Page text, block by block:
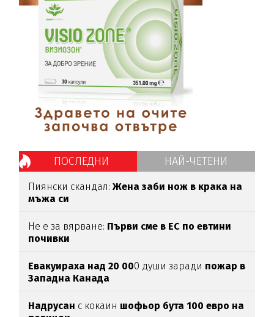
ПОСЛЕДНИ НАЙ-ЧЕТЕНИ
Пиянски скандал:Жена заби нож в крака на
мъжа си
Не е за вярване: Първи сме в ЕС по евтини
почивки
Евакуираха над 20 000 души заради пожар в
Западна Канада
Надрусан с кокаин шофьор бута 100 евро на